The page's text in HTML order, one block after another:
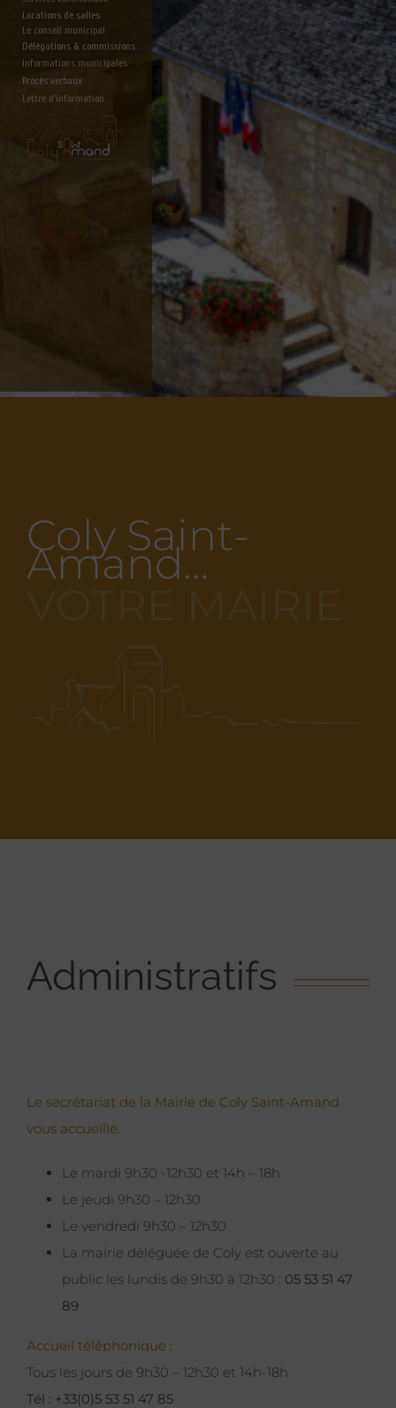
Locations de salles
Le conseil municipal
Délégations & commissions
Informations municipales
Lettre d'information
Procès verbaux
Coly Saint-
Amand…
Administratifs
Le secrétariat de la Mairie de Coly Saint-Amand
vous accueille.
Le mardi 9h30 -12h30 et 14h – 18h
Le jeudi 9h30 – 12h30
Le vendredi 9h30 – 12h30
La mairie déléguée de Coly est ouverte au
public les lundis de 9h30 à 12h30 : 05 53 51 47
89
Accueil téléphonique :
Tous les jours de 9h30 – 12h30 et 14h-18h
Tél : +33(0)5 53 51 47 85